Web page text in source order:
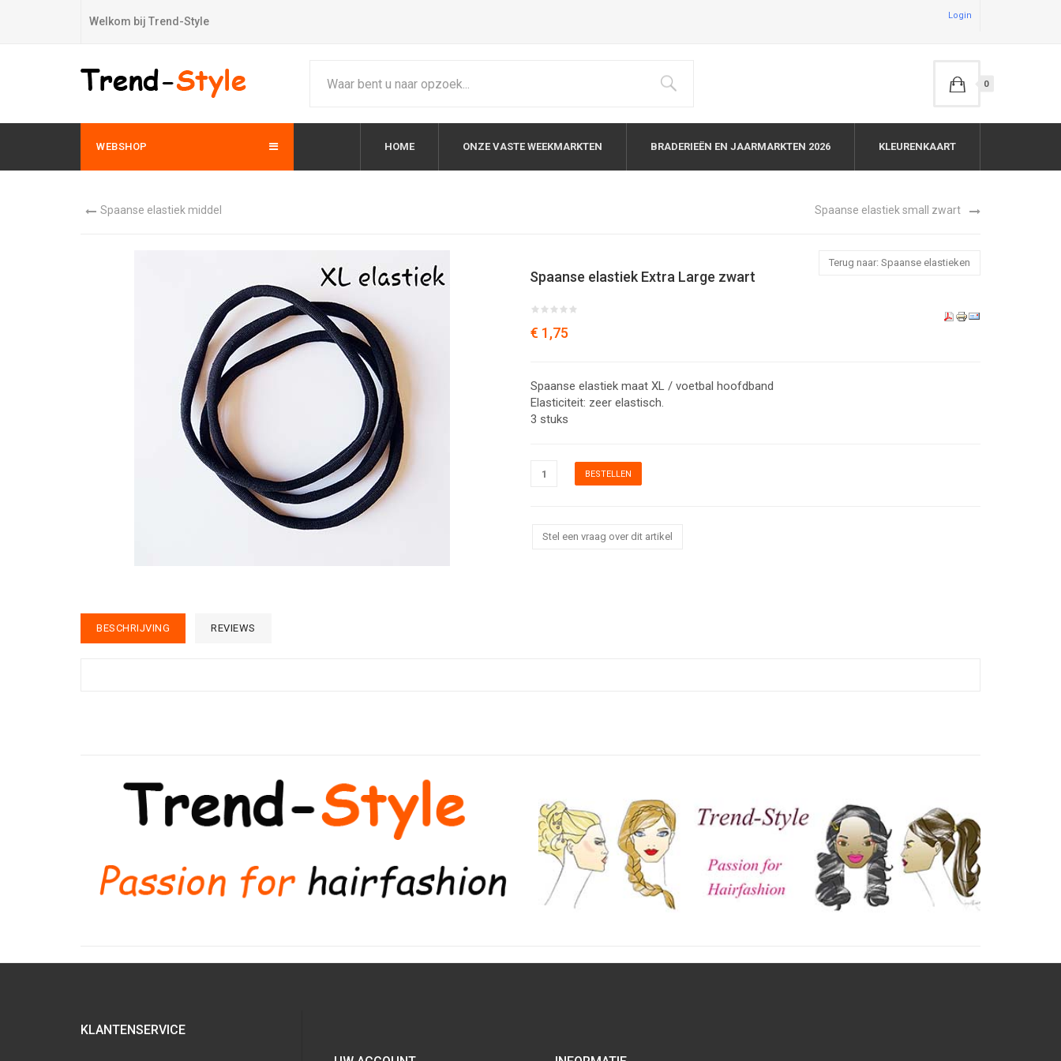
Welkom bij Trend-Style Login
0
WEBSHOP HOME ONZE VASTE WEEKMARKTEN BRADERIEËN EN JAARMARKTEN 2026 KLEURENKAART
Spaanse elastiek middel Spaanse elastiek small zwart
Terug naar: Spaanse elastieken
Spaanse elastiek Extra Large zwart
€ 1,75
Spaanse elastiek maat XL / voetbal hoofdband
Elasticiteit: zeer elastisch.
3 stuks
Stel een vraag over dit artikel
BESCHRIJVING REVIEWS
KLANTENSERVICE